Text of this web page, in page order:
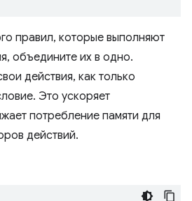
правил, которые выполняют
объедините их в одно.
действия, как только
Это ускоряет
потребление памяти для
действий.